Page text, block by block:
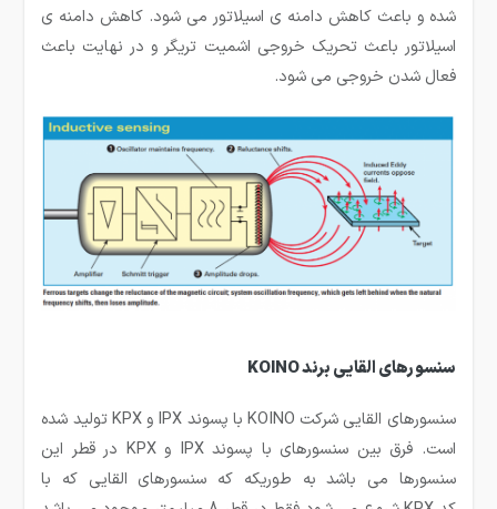
شده و باعث کاهش دامنه ی اسیلاتور می شود. کاهش دامنه ی
اسیلاتور باعث تحریک خروجی اشمیت تریگر و در نهایت باعث
فعال شدن خروجی می شود.
سنسورهای القایی برندKOINO
سنسورهای القایی شرکت KOINO با پسوند IPX و KPX تولید شده
است. فرق بین سنسورهای با پسوند IPX و KPX در قطر این
سنسورها می باشد به طوریکه که سنسورهای القایی که با